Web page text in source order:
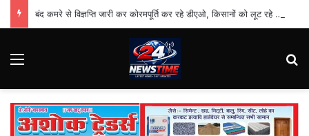
बंद कमरे से विज्ञप्ति जारी कर कोरमपूर्ति कर रहे डीएओ, किसानों को लूट रहे निजी दुकानदार
Menu